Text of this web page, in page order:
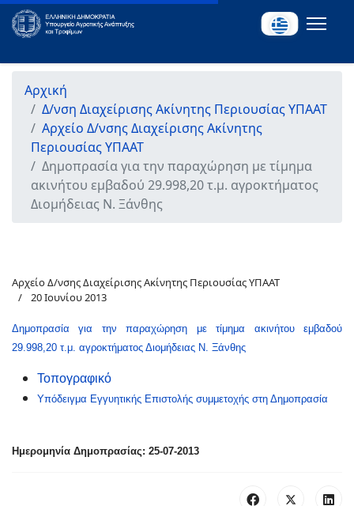
Αρχική
Δ/νση Διαχείρισης Ακίνητης Περιουσίας ΥΠΑΑΤ
Αρχείο Δ/νσης Διαχείρισης Ακίνητης
Περιουσίας ΥΠΑΑΤ
Δημοπρασία για την παραχώρηση με τίμημα
ακινήτου εμβαδού 29.998,20 τ.μ. αγροκτήματος
Διομήδειας Ν. Ξάνθης
Αρχείο Δ/νσης Διαχείρισης Ακίνητης Περιουσίας ΥΠΑΑΤ
20 Ιουνίου 2013
Δημοπρασία για την παραχώρηση με τίμημα ακινήτου εμβαδού
29.998,20 τ.μ. αγροκτήματος Διομήδειας Ν. Ξάνθης
Τοπογραφικό
Υπόδειγμα Εγγυητικής Επιστολής συμμετοχής στη Δημοπρασία
Ημερομηνία Δημοπρασίας: 25-07-2013